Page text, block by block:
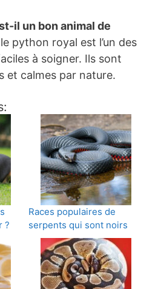
il un bon animal de
python royal est l’un des
à soigner. Ils sont
et calmes par nature.
?
Races populaires de
serpents qui sont noirs